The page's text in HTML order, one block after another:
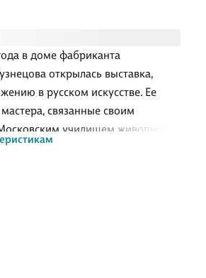
в доме фабриканта
открылась выставка,
в русском искусстве. Ее
связанные своим
училищем живописи,
создали организационно
например, до них художники